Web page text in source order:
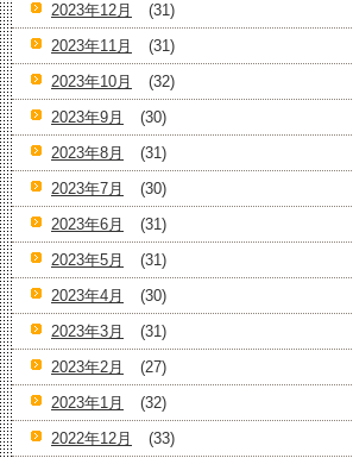
2023年12月
(31)
2023年11月
(31)
2023年10月
(32)
2023年9月
(30)
2023年8月
(31)
2023年7月
(30)
2023年6月
(31)
2023年5月
(31)
2023年4月
(30)
2023年3月
(31)
2023年2月
(27)
2023年1月
(32)
2022年12月
(33)